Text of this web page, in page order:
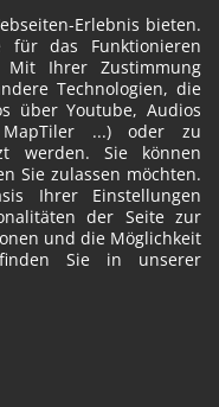
Erlebnis bieten.
für das Funktionieren
Mit Ihrer Zustimmung
Technologien, die
über Youtube, Audios
...) oder zu
werden. Sie können
Sie zulassen möchten.
Ihrer Einstellungen
der Seite zur
und die Möglichkeit
Sie in unserer